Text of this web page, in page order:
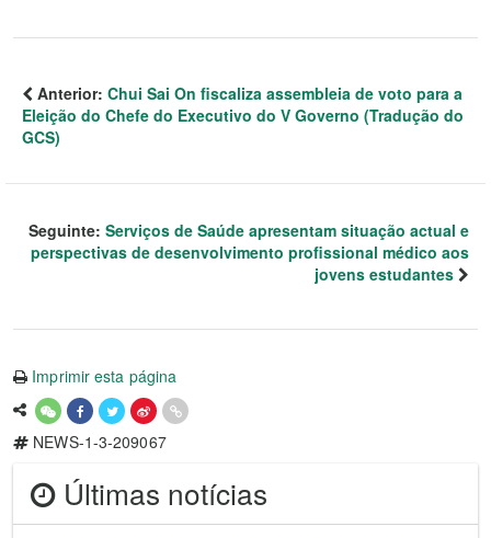
Anterior: Chui Sai On fiscaliza assembleia de voto para a
Eleição do Chefe do Executivo do V Governo (Tradução do
GCS)
Seguinte: Serviços de Saúde apresentam situação actual e
perspectivas de desenvolvimento profissional médico aos
jovens estudantes
Imprimir esta página
NEWS-1-3-209067
Últimas notícias